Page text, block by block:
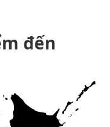
đến